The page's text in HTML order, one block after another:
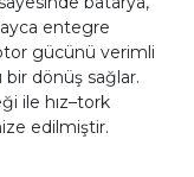
entegre
gücünü verimli
bir dönüş sağlar.
ile hız–tork
edilmiştir.